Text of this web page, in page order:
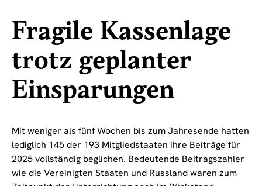
Fragile Kassenlage
trotz geplanter
Einsparungen
Mit weniger als fünf Wochen bis zum Jahresende hatten
lediglich 145 der 193 Mitgliedstaaten ihre Beiträge für
2025 vollständig beglichen. Bedeutende Beitragszahler
wie die Vereinigten Staaten und Russland waren zum